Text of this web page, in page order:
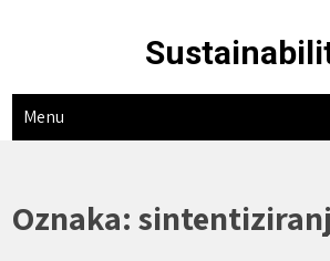
Menu
Oznaka: